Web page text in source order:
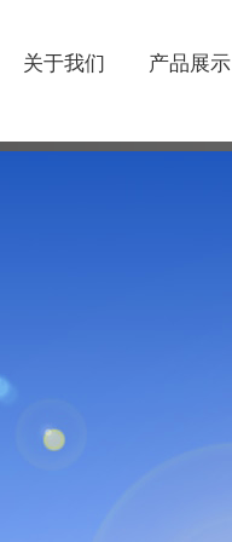
关于我们 产品展示